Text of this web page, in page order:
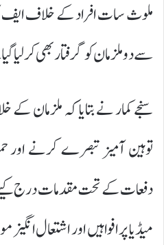
ملوث سات افراد کے خلاف
سے دو ملزمان کو گرفتار بھی کر لیا
سنجے کمار نے بتایا کہ ملزمان
توہین آمیز تبصرے کرنے اور
دفعات کے تحت مقدمات درج
میڈیا پر افواہیں اور اشتعال